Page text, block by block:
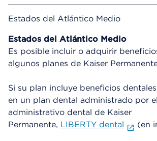
Estados del Atlántico Medio
Estados del Atlántico Medio
Es posible incluir o adquirir
algunos planes de Kaiser
Si su plan incluye beneficios
en un plan dental administrado por
administrativo dental de Kaiser
Permanente, LIBERTY dental (en